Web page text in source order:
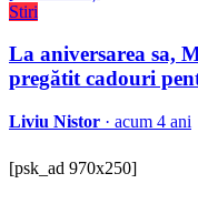
Stiri
La aniversarea sa,
pregătit cadouri
Liviu Nistor · acum 4 ani
[psk_ad 970x250]